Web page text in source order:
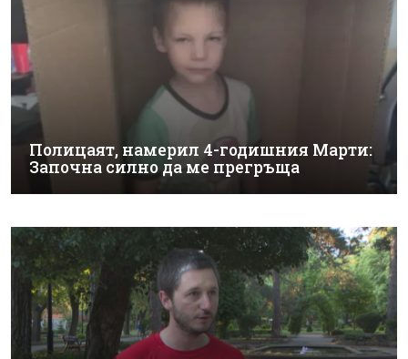
Полицаят, намерил 4-годишния Марти:
Започна силно да ме прегръща